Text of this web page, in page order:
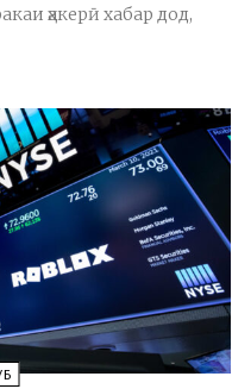
ҳакерӣ хабар дод,